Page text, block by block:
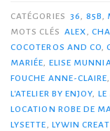
CATÉGORIES 36, 85B,
MOTS CLÉS ALEX,
COCOTEROS AND CO,
MARIÉE, ELISE
FOUCHE ANNE-CLAIRE,
L'ATELIER BY ENJOY,
LOCATION ROBE DE
LYSETTE, LYWIN